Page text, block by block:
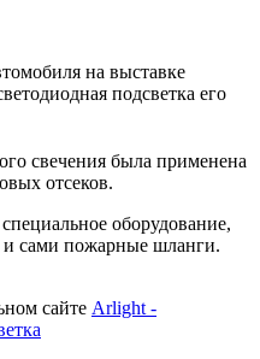
на выставке
подсветка его
свечения была применена
отсеков.
оборудование,
сами пожарные шланги.
сайте Arlight -